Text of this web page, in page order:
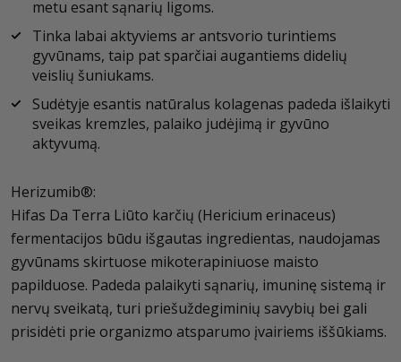
metu esant sąnarių ligoms.
Tinka labai aktyviems ar antsvorio turintiems
gyvūnams, taip pat sparčiai augantiems didelių
veislių šuniukams.
Sudėtyje esantis natūralus kolagenas padeda išlaikyti
sveikas kremzles, palaiko judėjimą ir gyvūno
aktyvumą.
Herizumib®:
Hifas Da Terra Liūto karčių (Hericium erinaceus)
fermentacijos būdu išgautas ingredientas, naudojamas
gyvūnams skirtuose mikoterapiniuose maisto
papilduose. Padeda palaikyti sąnarių, imuninę sistemą ir
nervų sveikatą, turi priešuždegiminių savybių bei gali
prisidėti prie organizmo atsparumo įvairiems iššūkiams.